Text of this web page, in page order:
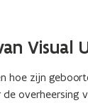
Visual
hoe zijn
overheersing